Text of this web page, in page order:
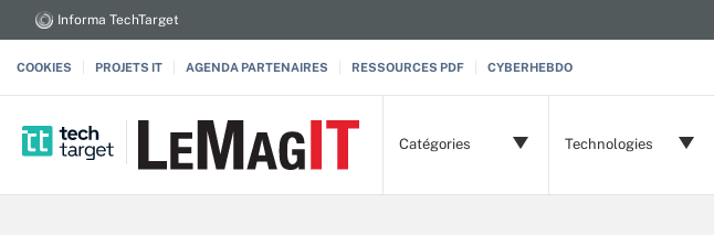
Informa TechTarget
COOKIES PROJETS IT AGENDA PARTENAIRES RESSOURCES PDF CYBERHEBDO
Catégories Technologies